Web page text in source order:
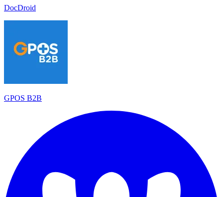
DocDroid
GPOS B2B